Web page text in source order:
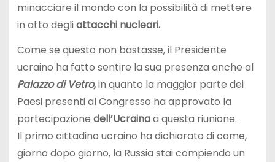
minacciare il mondo con la possibilità di mettere
in atto degliattacchi nucleari.
Come se questo non bastasse, il Presidente
ucraino ha fatto sentire la sua presenza anche al
Palazzo di Vetro,in quanto la maggior parte dei
Paesi presenti al Congresso ha approvato la
partecipazione dell’Ucrainaa questa riunione.
Il primo cittadino ucraino ha dichiarato di come,
giorno dopo giorno, la Russia stai compiendo un